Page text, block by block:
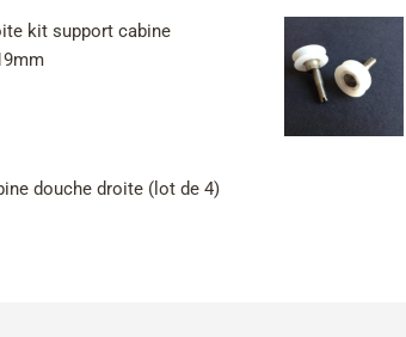
kit support cabine
douche droite (lot de 4)